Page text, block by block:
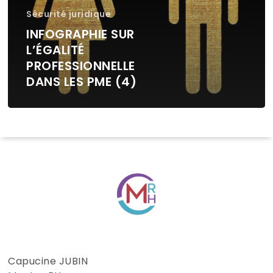
Sécurité juridique
INFOGRAPHIE SUR
L’ÉGALITÉ
PROFESSIONNELLE
DANS LES PME (4)
Capucine JUBIN